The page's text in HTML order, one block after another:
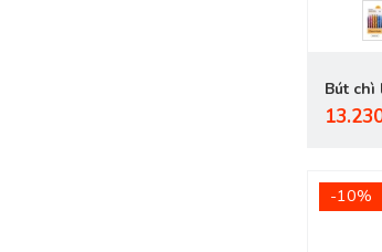
Bút chì
-10%